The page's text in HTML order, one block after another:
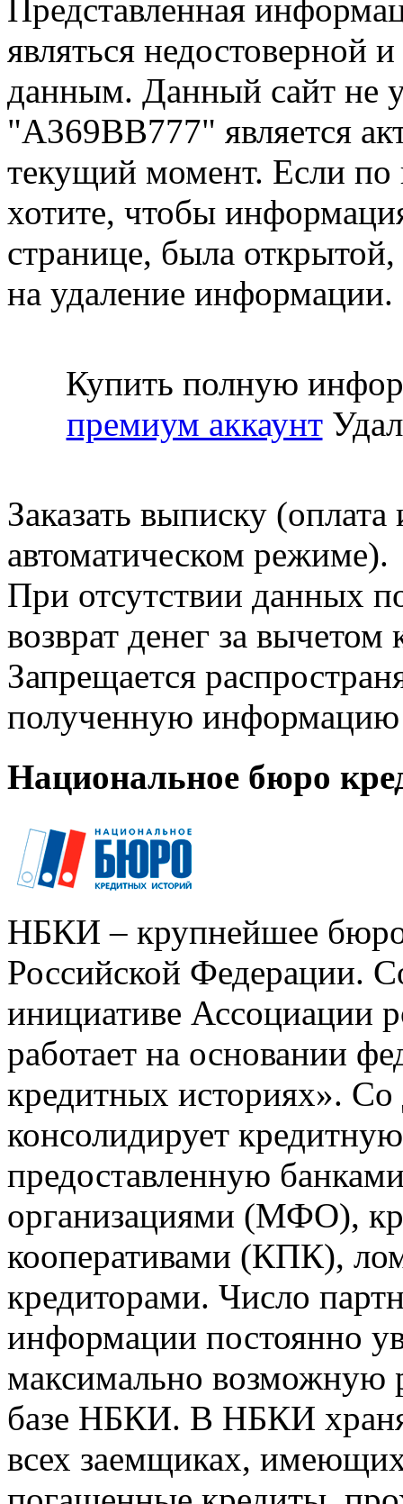
Представленная
являться недостоверной
данным. Данный сайт не
"А369ВВ777" является
текущий момент. Если
хотите, чтобы
странице, была открытой,
на удаление информации.
Купить полную
премиум аккаунт
Заказать выписку
автоматическом режиме).
При отсутствии данных
возврат денег за
Запрещается
полученную информацию
Национальное бюро
НБКИ – крупнейшее
Российской Федерации.
инициативе Ассоциации
работает на основании
кредитных историях».
консолидирует
предоставленную
организациями (МФО),
кооперативами (КПК),
кредиторами. Число
информации постоянно
максимально возможную
базе НБКИ. В НБКИ
всех заемщиках,